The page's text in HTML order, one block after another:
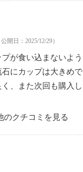
ト内容（各１、
：ネイビー、プラチ
：ココア、モーブピ
開日：2025/12/29）
が食い込まないよ
にカップは大きめ
、また次回も購入
のクチコミを見る